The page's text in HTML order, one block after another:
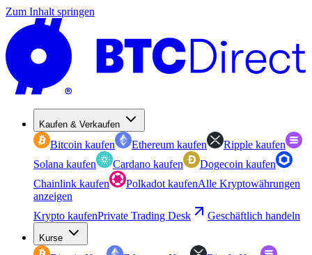
Zum Inhalt springen
Kaufen & Verkaufen
Bitcoin kaufen Ethereum kaufen
Ripple kaufen
Solana kaufen
Cardano kaufen
Dogecoin kaufen
Chainlink kaufen
Polkadot kaufenAlle Kryptowährungen
anzeigen
Krypto kaufenPrivate Trading Desk Geschäftlich handeln
Kurse